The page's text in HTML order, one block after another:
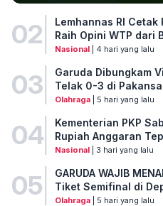
02
Lemhannas RI Cetak
Raih Opini WTP dari
Nasional| 4 hari yang lalu
03
Garuda Dibungkam
Telak 0-3 di
Olahraga| 5 hari yang lalu
04
Kementerian PKP
Rupiah Anggaran
Nasional| 3 hari yang lalu
05
GARUDA WAJIB
Tiket Semifinal di
Olahraga| 5 hari yang lalu